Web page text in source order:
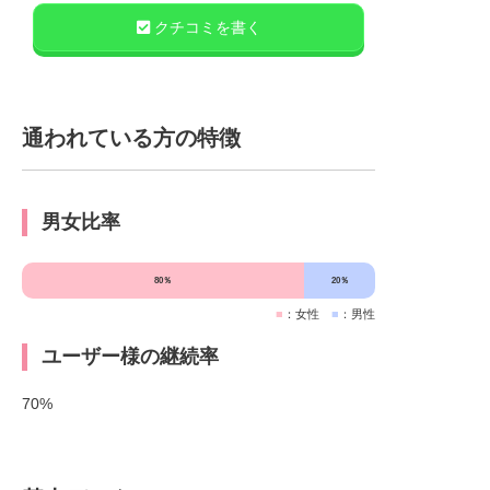
すが、トレーナーさんが適宜、本人の体の
状況を見て内容を変え、アドバイスしてく
きるようになりました。 調布店で良かった
れば、駐車料金代をかけずに車で通うこと
に関する質問は分かりやすく説明してくれ
AppleGYM調布店でいっしょに頑張りまし
クチコミを書く
通われている方の特徴
男女比率
80％ 20％
■ ：女性 ■ ：男性
ユーザー様の継続率
70%